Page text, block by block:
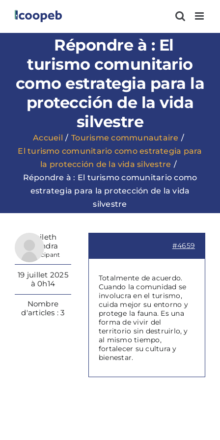
contenu
Répondre à : El
turismo comunitario
como estrategia para la
protección de la vida
silvestre
Accueil
Tourisme communautaire
El turismo comunitario como estrategia para
la protección de la vida silvestre
Répondre à : El turismo comunitario como
estrategia para la protección de la vida
silvestre
Jamileth
Alejandra
Participant
19 juillet 2025
à 0h14
Nombre
d'articles : 3
#4659
Totalmente de acuerdo.
Cuando la comunidad se
involucra en el turismo,
cuida mejor su entorno y
protege la fauna. Es una
forma de vivir del
territorio sin destruirlo, y
al mismo tiempo,
fortalecer su cultura y
bienestar.